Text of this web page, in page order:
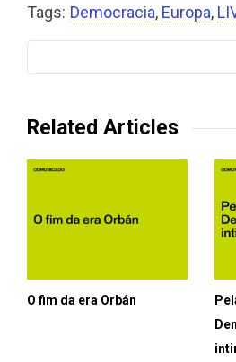
Tags: Democracia, Europa,
Related Articles
O fim da era Orbán